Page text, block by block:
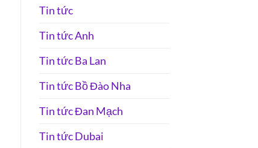
Tin tức
Tin tức Anh
Tin tức Ba Lan
Tin tức Bồ Đào Nha
Tin tức Đan Mạch
Tin tức Dubai